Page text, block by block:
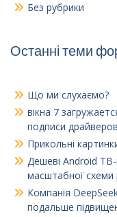
Без рубрики
Останні теми
Що ми слухаємо?
вікна 7
подписи драйверов
Прикольні
Дешеві Android
масштабної
Компанія
подальше